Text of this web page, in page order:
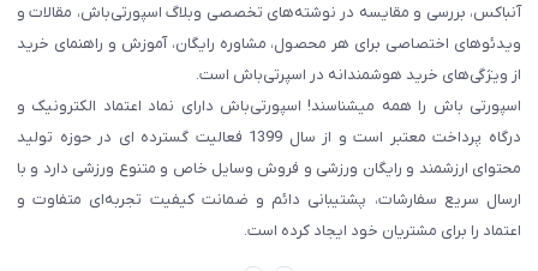
آنباکس، بررسی‌ و مقایسه در نوشته‌های تخصصی وبلاگ اسپورتی‌باش، مقالات و
ویدئوهای اختصاصی برای هر محصول، مشاوره رایگان، آموزش و راهنمای خرید
از ویژگی‌های خرید هوشمندانه در اسپرتی‌باش است.
اسپورتی‌ باش را همه میشناسند! اسپورتی‌باش دارای نماد اعتماد الکترونیک و
درگاه پرداخت معتبر است و از سال 1399 فعالیت گسترده ای در حوزه تولید
محتوای ارزشمند و رایگان ورزشی و فروش وسایل خاص و متنوع ورزشی دارد و با
ارسال سریع سفارشات، پشتیبانی دائم و ضمانت کیفیت تجربه‌ای متفاوت و
اعتماد را برای مشتریان خود ایجاد کرده است.